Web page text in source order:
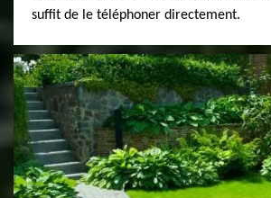
suffit de le téléphoner directement.